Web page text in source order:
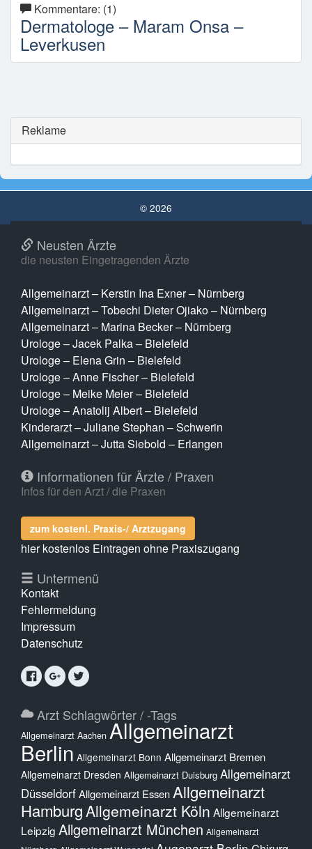
Kommentare: (1)
Dermatologe – Maram Onsa –
Leverkusen
Reklame
© 2026
Neusten Ärzte
die neusten Eingetragenden Ärzte
Allgemeinarzt – Kerstin Ina Exner – Nürnberg
Allgemeinarzt – Tobechi Dieter Ojiako – Nürnberg
Allgemeinarzt – Marina Becker – Nürnberg
Urologe – Jacek Palka – Bielefeld
Urologe – Elena Grin – Bielefeld
Urologe – Anne Fischer – Bielefeld
Urologe – Meike Meier – Bielefeld
Urologe – Anatolij Albert – Bielefeld
Kinderarzt – Juliane Stephan – Schwerin
Allgemeinarzt – Jutta Siebold – Erlangen
Informationen für Ärzte / Praxen
Infos für den Arzt / die Praxen
zum kostenl. Praxis-/ Arztzugang
hier kostenlos Eintragen ohne Praxiszugang
Untermenü
Kontakt
Fehlermeldung
Impressum
Datenschutz
Arzt Schlagwörter / -Tags
Allgemeinarzt Aachen Allgemeinarzt
Berlin Allgemeinarzt Bonn Allgemeinarzt Bremen
Allgemeinarzt Dresden Allgemeinarzt Duisburg Allgemeinarzt
DüsseldorfAllgemeinarzt Essen Allgemeinarzt
HamburgAllgemeinarzt Köln Allgemeinarzt
Leipzig Allgemeinarzt München Allgemeinarzt